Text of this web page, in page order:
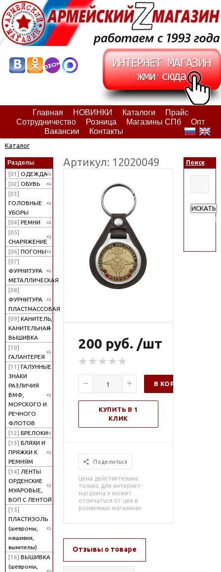
Главная НОВИНКИ Каталоги
Прайс
Сотрудничество
Розница Магазины СПб
Опт
Вакансии
Контакты
Каталог
Разделы
[01] ОДЕЖДА
[02] ОБУВЬ
[03]
ГОЛОВНЫЕ
УБОРЫ
[04] РЕМНИ
[05]
СНАРЯЖЕНИЕ
[06] ПОГОНЫ
[07]
ФУРНИТУРА
МЕТАЛЛИЧЕСКАЯ
[08]
ФУРНИТУРА
ПЛАСТМАССОВАЯ
[09] КАНИТЕЛЬ,
КАНИТЕЛЬНАЯ
ВЫШИВКА
[10]
ГАЛАНТЕРЕЯ
[11] ГАЛУННЫЕ
ЗНАКИ
РАЗЛИЧИЯ
ВМФ,
МОРСКОГО И
РЕЧНОГО
ФЛОТОВ
[12] БРЕЛОКИ
[13] БЛЯХИ И
ПРЯЖКИ К
РЕМНЯМ
[14] ЛЕНТЫ
ОРДЕНСКИЕ
МУАРОВЫЕ,
ВОП С ЛЕНТОЙ
[15]
ПЛАСТИЗОЛЬ
(шевроны,
нашивки,
вымпелы)
[16] ВЫШИВКА
(шевроны,
Артикул: 12020049
200 руб. /шт
В КОРЗИНУ
КУПИТЬ В 1
КЛИК
Поделиться
Цена действительна
только для интернет-
магазина и может
отличаться от цен в
розничных магазинах
Отзывы о товаре
Поиск
ИСКАТЬ